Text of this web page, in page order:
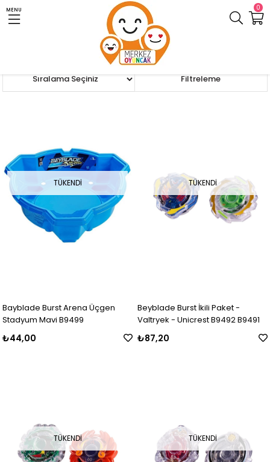
0
MENU
Filtreleme
Sıralama
TÜKENDI
Bayblade Burst Arena Üçgen
Stadyum Mavi B9499
₺44,00
TÜKENDI
Beyblade Burst İkili Paket -
Valtryek - Unicrest B9492 B9491
₺87,20
TÜKENDI TÜKENDI